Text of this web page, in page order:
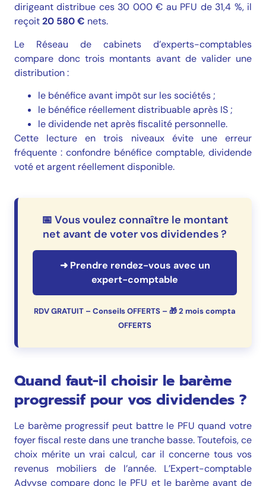
dirigeant distribue ces 30 000 € au PFU de 31,4 %, il
reçoit20 580 € nets.
Le Réseau de cabinets d’experts-comptables
compare donc trois montants avant de valider une
distribution :
le bénéfice avant impôt sur les sociétés ;
le bénéfice réellement distribuable après IS ;
le dividende net après fiscalité personnelle.
Cette lecture en trois niveaux évite une erreur
fréquente : confondre bénéfice comptable, dividende
voté et argent réellement disponible.
📅 Vous voulez connaître le montant
net avant de voter vos dividendes ?
➜ Prendre rendez-vous avec un
expert-comptable
RDV GRATUIT – Conseils OFFERTS – 🎁 2 mois compta
OFFERTS
Quand faut-il choisir le barème
progressif pour vos dividendes ?
Le barème progressif peut battre le PFU quand votre
foyer fiscal reste dans une tranche basse. Toutefois, ce
choix mérite un vrai calcul, car il concerne tous vos
revenus mobiliers de l’année. L’Expert-comptable
Advyse compare donc le PFU et le barème avant de